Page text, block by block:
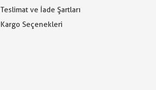
Teslimat ve İade Şartları
Kargo Seçenekleri